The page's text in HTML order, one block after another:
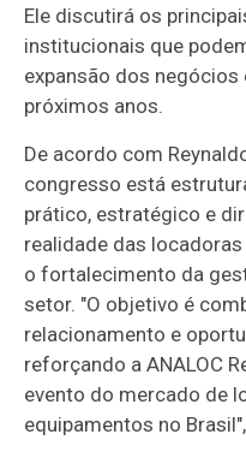
Ele discutirá os
institucionais que
expansão dos
próximos anos.
De acordo com
congresso está
prático, estratégico e
realidade das
o fortalecimento da
setor. "O objetivo é
relacionamento e
reforçando a ANALOC
evento do mercado de
equipamentos no